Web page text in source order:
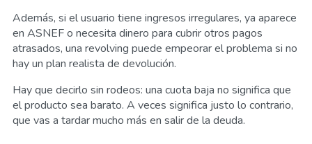
Además, si el usuario tiene ingresos irregulares, ya aparece
en ASNEF o necesita dinero para cubrir otros pagos
atrasados, una revolving puede empeorar el problema si no
hay un plan realista de devolución.
Hay que decirlo sin rodeos: una cuota baja no significa que
el producto sea barato. A veces significa justo lo contrario,
que vas a tardar mucho más en salir de la deuda.